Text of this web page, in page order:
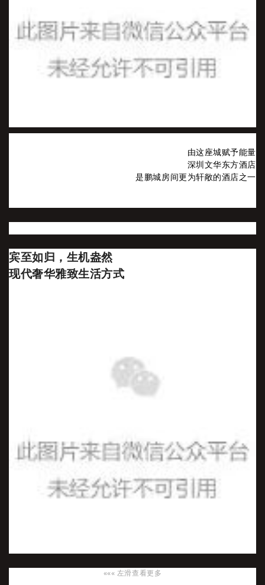
由这座城赋予能量
深圳文华东方酒店
是鹏城房间更为轩敞的酒店之一
宾至如归，生机盎然
现代奢华雅致生活方式
««« 左滑查看更多